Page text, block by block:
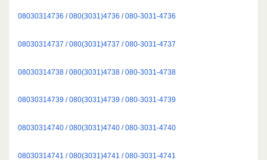
08030314736 / 080(3031)4736 / 080-3031-4736
08030314737 / 080(3031)4737 / 080-3031-4737
08030314738 / 080(3031)4738 / 080-3031-4738
08030314739 / 080(3031)4739 / 080-3031-4739
08030314740 / 080(3031)4740 / 080-3031-4740
08030314741 / 080(3031)4741 / 080-3031-4741